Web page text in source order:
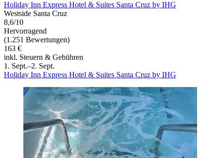
Holiday Inn Express Hotel & Suites Santa Cruz by IHG
Westside Santa Cruz
8,6/10
Hervorragend
(1.251 Bewertungen)
163 €
inkl. Steuern & Gebühren
1. Sept.–2. Sept.
Holiday Inn Express Hotel & Suites Santa Cruz by IHG